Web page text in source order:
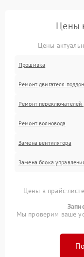
Цены
Цены
Прошивка
Ремонт двигателя
Ремонт
Ремонт волновода
Замена вентилятора
Замена блока
Цены в прайс-
Мы проверим ваше